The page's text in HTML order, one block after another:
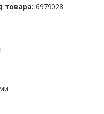
товара: 6979028